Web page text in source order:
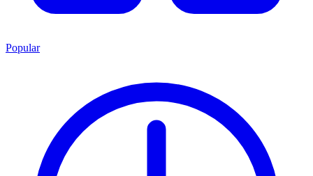
Popular